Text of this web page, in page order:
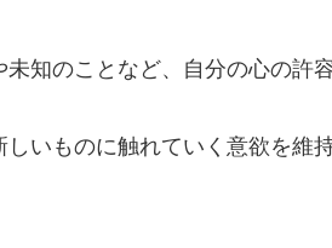
知のことなど、自分の心の許
いものに触れていく意欲を維